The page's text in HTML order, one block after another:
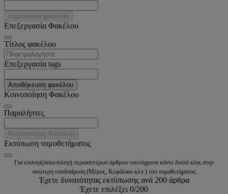
Δημιουργία φακέλου
Επεξεργασία Φακέλου
Tίτλος φακέλου
Επεξεργασία tags
Αποθήκευση φακέλου
Κοινοποίηση Φακέλου
Παραλήπτες
Κοινοποίηση Φακέλου
Εκτύπωση νομοθετήματος
Για επιλογή/αποεπιλογή περισσοτέρων άρθρων ταυτόχρονα κάντε διπλό κλικ στην
ανώτερη υποδιαίρεση (Μέρος, Κεφάλαιο κλπ.) του νομοθετήματος
Έχετε δυνατότητας εκτύπωσης ανά 200 άρθρα
Έχετε επιλέξει 0/200